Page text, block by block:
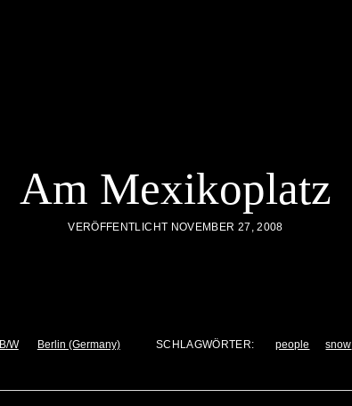
Am Mexikoplatz
VERÖFFENTLICHT NOVEMBER 27, 2008
B/W Berlin (Germany) SCHLAGWÖRTER: people snow